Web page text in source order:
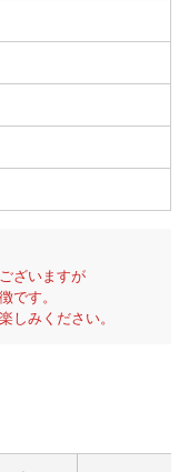
ざいますが
です。
しみください。